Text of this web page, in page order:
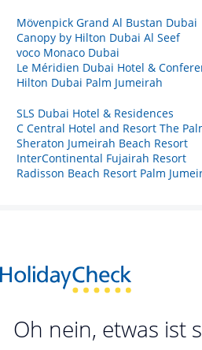
Mövenpick Grand Al Bustan Dubai
Canopy by Hilton Dubai Al Seef
voco Monaco Dubai
Le Méridien Dubai Hotel &
Hilton Dubai Palm Jumeirah
SLS Dubai Hotel & Residences
C Central Hotel and Resort The
Sheraton Jumeirah Beach Resort
InterContinental Fujairah Resort
Radisson Beach Resort Palm
Oh nein, etwas ist